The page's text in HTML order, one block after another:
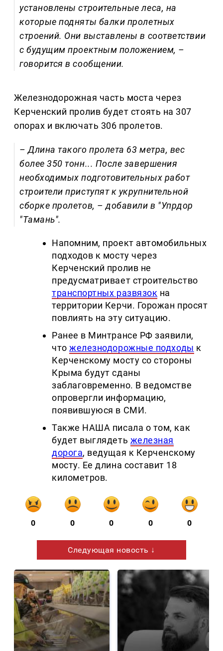
установлены строительные леса, на
которые подняты балки пролетных
строений. Они выставлены в соответствии
с будущим проектным положением, –
говорится в сообщении.
Железнодорожная часть моста через
Керченский пролив будет стоять на 307
опорах и включать 306 пролетов.
– Длина такого пролета 63 метра, вес
более 350 тонн... После завершения
необходимых подготовительных работ
строители приступят к укрупнительной
сборке пролетов, – добавили в "Упрдор
"Тамань".
Напомним, проект автомобильных
подходов к мосту через
Керченский пролив не
предусматривает строительство
транспортных развязок на
территории Керчи. Горожан просят
повлиять на эту ситуацию.
Ранее в Минтрансе РФ заявили,
чтожелезнодорожные подходы к
Керченскому мосту со стороны
Крыма будут сданы
заблаговременно. В ведомстве
опровергли информацию,
появившуюся в СМИ.
Также НАША писала о том, как
будет выглядеть железная
дорога, ведущая к Керченскому
мосту. Ее длина составит 18
километров.
0 0 0 0 0
Следующая новость ↓